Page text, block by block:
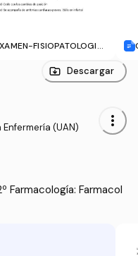
FISIOPATOLOGIA
Descargar
Enfermería (UAN) more_vert
Farmacología: Farmacol